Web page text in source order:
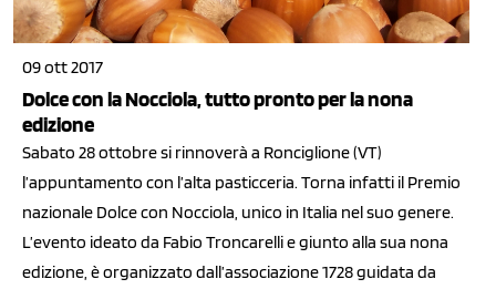
09 ott 2017
Dolce con la Nocciola, tutto pronto per la nona
edizione
Sabato 28 ottobre si rinnoverà a Ronciglione (VT)
l’appuntamento con l’alta pasticceria. Torna infatti il Premio
nazionale Dolce con Nocciola, unico in Italia nel suo genere.
L’evento ideato da Fabio Troncarelli e giunto alla sua nona
edizione, è organizzato dall’associazione 1728 guidata da